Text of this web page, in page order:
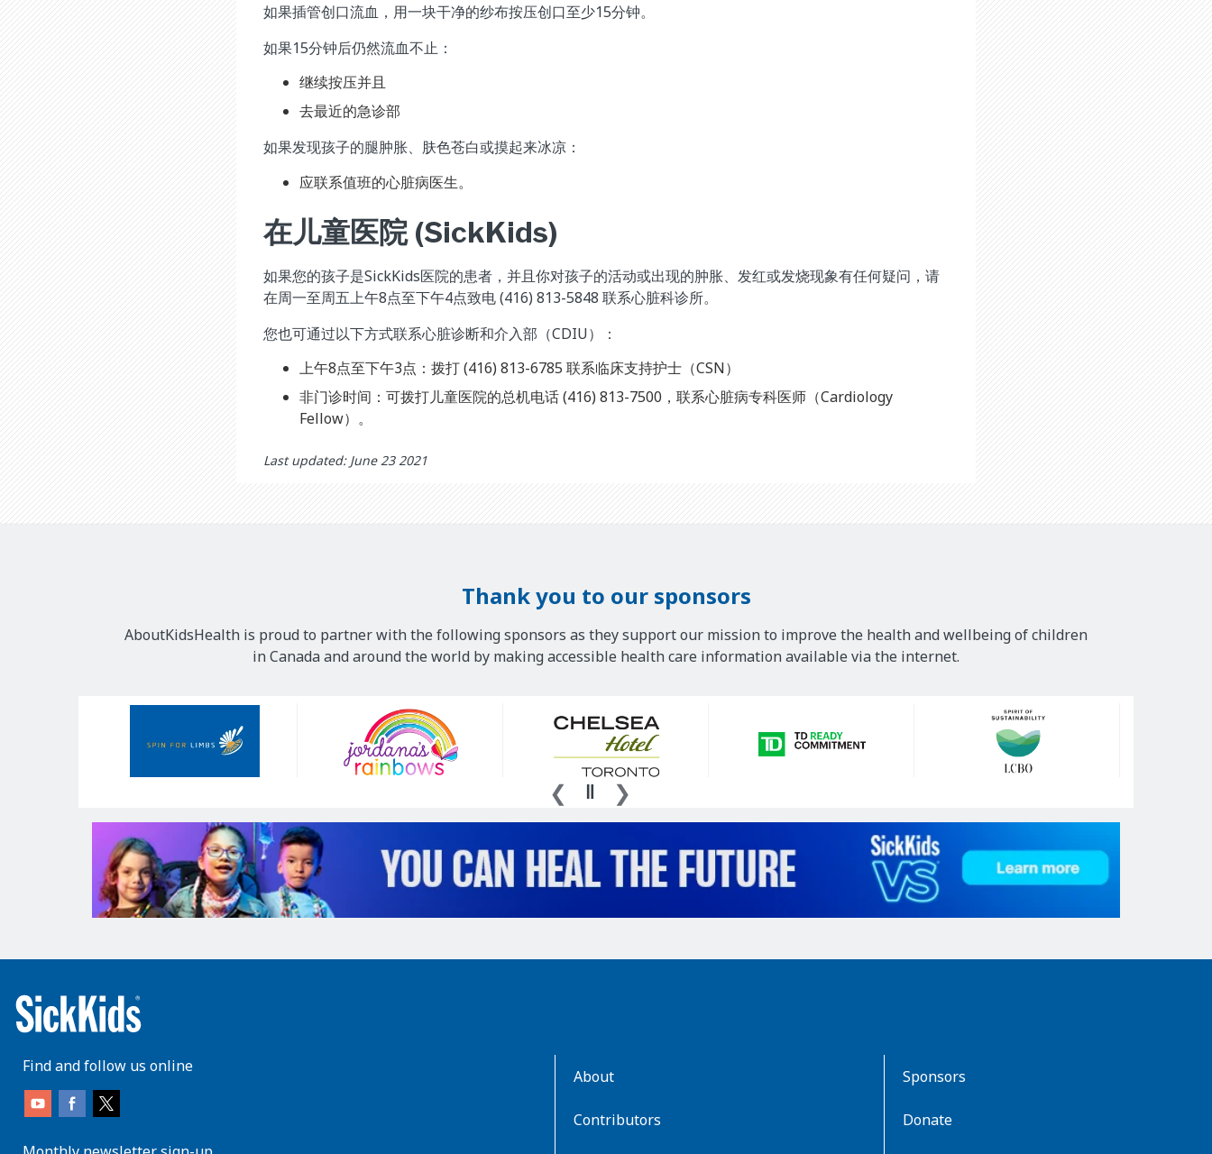
如果插管创口流血，用一块干净的纱布按压创口至少15分钟。
如果15分钟后仍然流血不止：
继续按压并且
去最近的急诊部
如果发现孩子的腿肿胀、肤色苍白或摸起来冰凉：
应联系值班的心脏病医生。
在儿童医院 (SickKids)
如果您的孩子是SickKids医院的患者，并且你对孩子的活动或出现的肿胀、发红或发烧现象有任何疑问，请
在周一至周五上午8点至下午4点致电 (416) 813-5848 联系心脏科诊所。
您也可通过以下方式联系心脏诊断和介入部（CDIU）：
上午8点至下午3点：拨打 (416) 813-6785 联系临床支持护士（CSN）
非门诊时间：可拨打儿童医院的总机电话 (416) 813-7500，联系心脏病专科医师（Cardiology
Fellow）。
Last updated: June 23 2021
Thank you to our sponsors
AboutKidsHealth is proud to partner with the following sponsors as they support our mission to improve the health and wellbeing of children
in Canada and around the world by making accessible health care information available via the internet.
Find and follow us online
About
Contributors
Sponsors
Donate